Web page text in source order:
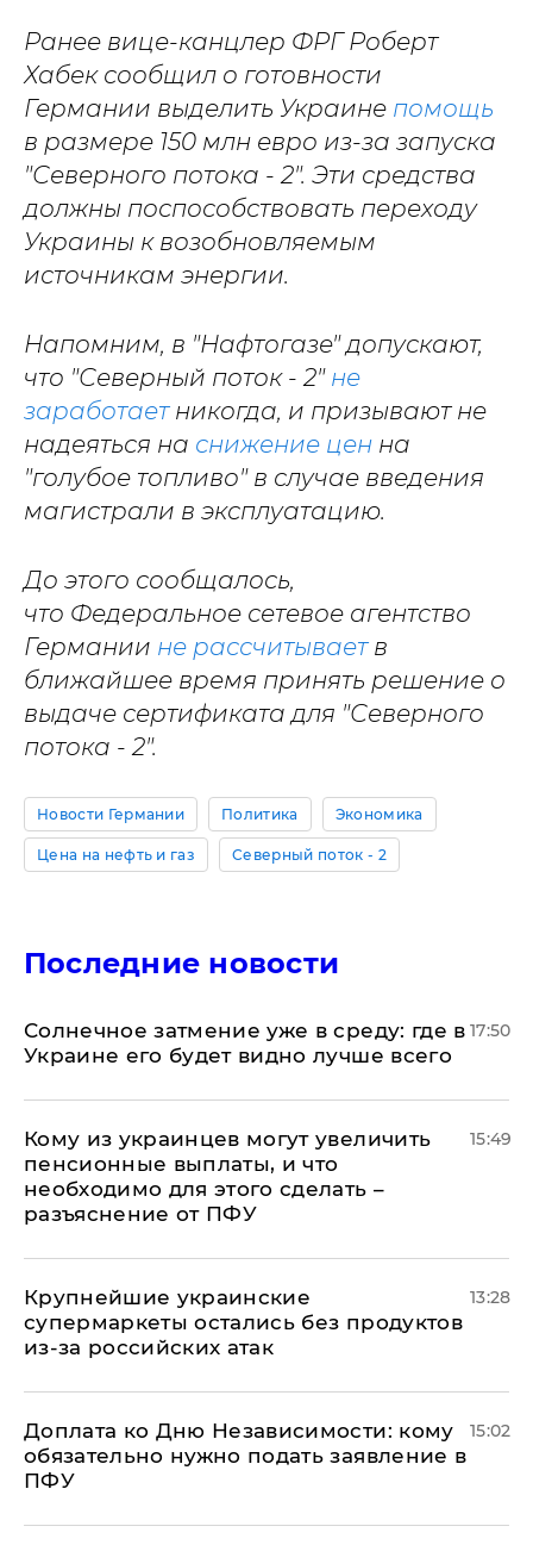
Ранее вице-канцлер ФРГ Роберт
Хабек сообщил о готовности
Германии выделить Украине помощь
в размере 150 млн евро из-за запуска
"Северного потока - 2". Эти средства
должны поспособствовать переходу
Украины к возобновляемым
источникам энергии.
Напомним, в "Нафтогазе" допускают,
что "Северный поток - 2" не
заработаетникогда, и призывают не
надеяться на снижение цен на
"голубое топливо" в случае введения
магистрали в эксплуатацию.
До этого сообщалось,
что Федеральное сетевое агентство
Германии не рассчитываетв
ближайшее время принять решение о
выдаче сертификата для "Северного
потока - 2".
Новости Германии Политика Экономика
Цена на нефть и газ Северный поток - 2
Последние новости
​Солнечное затмение уже в среду: где в
Украине его будет видно лучше всего
17:50
Кому из украинцев могут увеличить
пенсионные выплаты, и что
необходимо для этого сделать –
разъяснение от ПФУ
15:49
Крупнейшие украинские
супермаркеты остались без продуктов
из-за российских атак
13:28
Доплата ко Дню Независимости: кому
обязательно нужно подать заявление в
ПФУ
15:02